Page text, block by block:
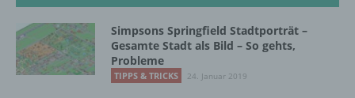
Simpsons Springfield Stadtporträt –
Gesamte Stadt als Bild – So gehts,
Probleme
TIPPS & TRICKS 24. Januar 2019
ist.
Name und Anschrift des für die Verarbeitung
Verantwortlichen